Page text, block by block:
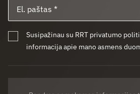
Susipažinau su RRT privatumo
informacija apie mano asmens